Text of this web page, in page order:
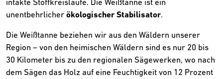
intakte Stoffkreisläufe. Die Weißtanne ist ein
unentbehrlicher ökologischer Stabilisator.
Die Weißtanne beziehen wir aus den Wäldern unserer
Region – von den heimischen Wäldern sind es nur 20 bis
30 Kilometer bis zu den regionalen Sägewerken, wo nach
dem Sägen das Holz auf eine Feuchtigkeit von 12 Prozent